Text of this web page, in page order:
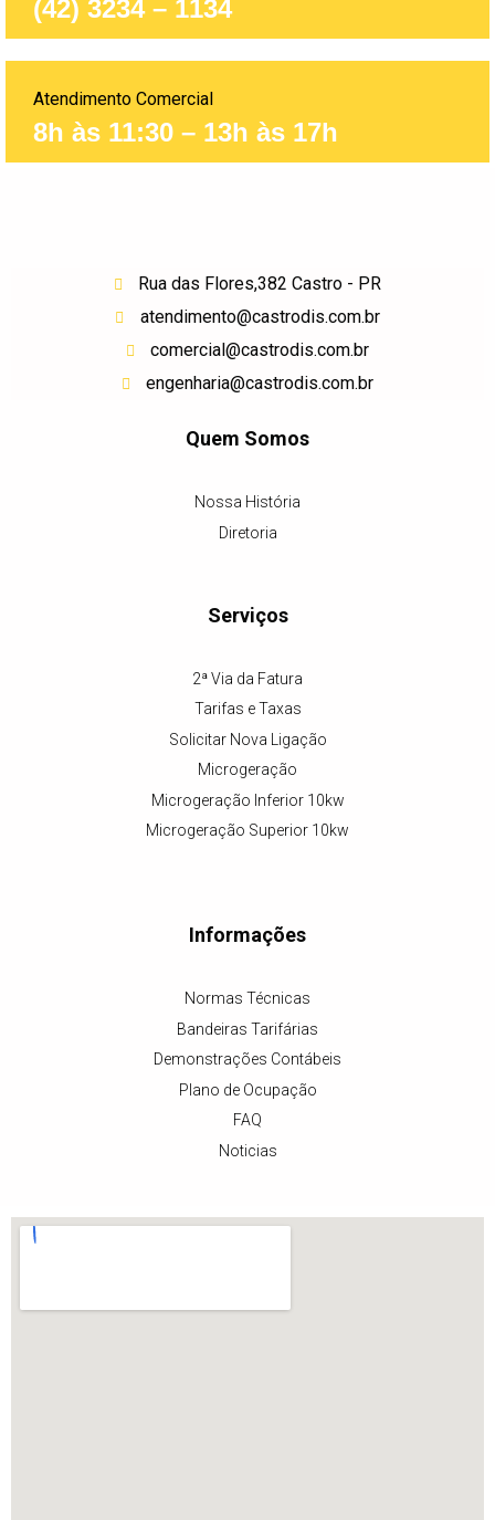
(42) 3234 – 1134
Atendimento Comercial
8h às 11:30 – 13h às 17h
Rua das Flores,382 Castro - PR
atendimento@castrodis.com.br
comercial@castrodis.com.br
engenharia@castrodis.com.br
Quem Somos
Nossa História
Diretoria
Serviços
2ª Via da Fatura
Tarifas e Taxas
Solicitar Nova Ligação
Microgeração
Microgeração Inferior 10kw
Microgeração Superior 10kw
Informações
Normas Técnicas
Bandeiras Tarifárias
Demonstrações Contábeis
Plano de Ocupação
FAQ
Noticias